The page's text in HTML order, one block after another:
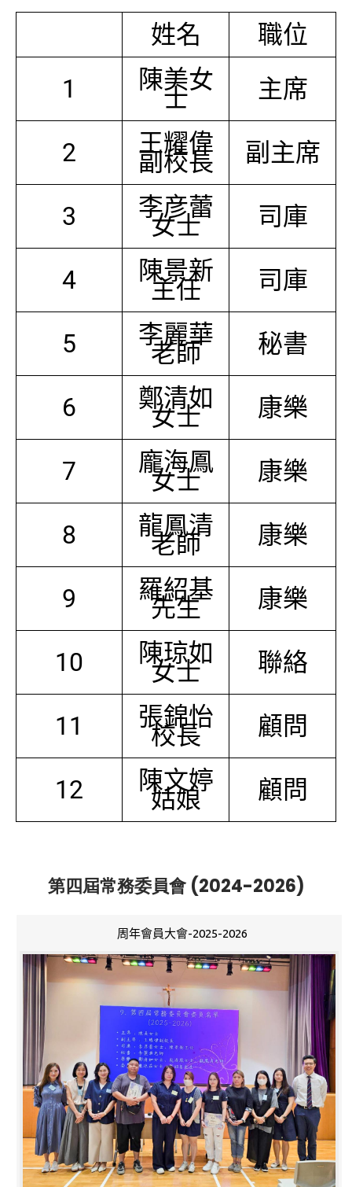
姓名
職位
1
陳美女
士 主席
2 王耀偉
副校長 副主席
3 李彦蕾
女士 司庫
4 陳景新
主任 司庫
5 李麗華
老師 秘書
6 鄭清如
女士 康樂
7 龐海鳳
女士 康樂
8 龍鳳清
老師 康樂
9 羅紹基
先生 康樂
10 陳琼如
女士 聯絡
11 張錦怡
校長 顧問
12 陳文婷
姑娘 顧問
第四屆常務委員會 (2024-2026)
周年會員大會-2025-2026